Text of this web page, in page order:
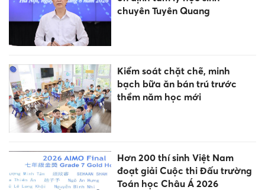
chuyên Tuyên Quang
Kiểm soát chặt chẽ, minh
bạch bữa ăn bán trú trước
thềm năm học mới
Hơn 200 thí sinh Việt Nam
đoạt giải Cuộc thi Đấu trường
Toán học Châu Á 2026